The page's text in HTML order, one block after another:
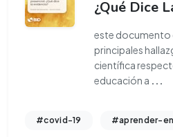
¿Qué Dice
este documento
principales
científica
educación a ...
#covid-19 #aprender-